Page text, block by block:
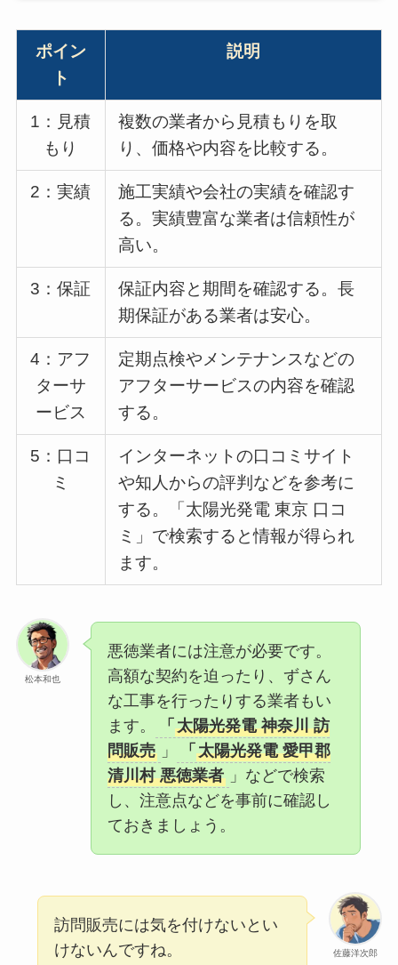
ポイン
ト
説明
1：見積
もり
複数の業者から見積もりを取
り、価格や内容を比較する。
2：実績
施工実績や会社の実績を確認す
る。実績豊富な業者は信頼性が
高い。
3：保証
保証内容と期間を確認する。長
期保証がある業者は安心。
4：アフ
ターサ
ービス
定期点検やメンテナンスなどの
アフターサービスの内容を確認
する。
5：口コ
ミ
インターネットの口コミサイト
や知人からの評判などを参考に
する。「太陽光発電 東京 口コ
ミ」で検索すると情報が得られ
ます。
松本和也
悪徳業者には注意が必要です。
高額な契約を迫ったり、ずさん
な工事を行ったりする業者もい
ます。
「 太陽光発電 神奈川 訪
問販売
」 「 太陽光発電 愛甲郡
清川村 悪徳業者
」などで検索
し、注意点などを事前に確認し
ておきましょう。
佐藤洋次郎
訪問販売には気を付けないとい
けないんですね。